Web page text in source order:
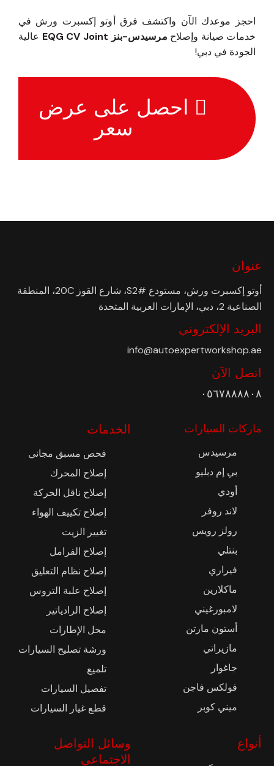
احجز موعدك الآن واكتشف فرق أوتو إكسبرت ورش في
خدمات صيانة وإصلاح مرسيدس-بنز EQG CV Joint
عالية
الجودة في دبي!
احصل على عرض
سعر
عنوان
أوتو إكسبرت ورش، مستودع #S2، شارع القوز 20C، المنطقة
الصناعية 2، دبي، الإمارات العربية المتحدة
البريد الإلكتروني
info@autoexpertworkshop.ae
اتصل الآن
٠٥٦٧٨٨٨٨٠٨
ماركات السيارات
مرسيدس
بي إم دبليو
أودي
لاند روفر
رولز رويس
بنتلي
فيراري
ماكلارين
لامبورغيني
أستون مارتن
مازيراتي
جاغوار
فولكس فاجن
ميني كوبر
الخدمات
فحص مسبق مجاني
إصلاح المحرك
إصلاح ناقل الحركة
إصلاح تكييف الهواء
تغيير الزيت
إصلاح الفرامل
إصلاح نظام التعليق
إصلاح علبة التروس
إصلاح الرادياتير
محل الإطارات
ورشة تصليح السيارات
تلميع
تفصيل السيارات
قطع غيار السيارات
أنواع
وسائل التواصل
الاجتماعي